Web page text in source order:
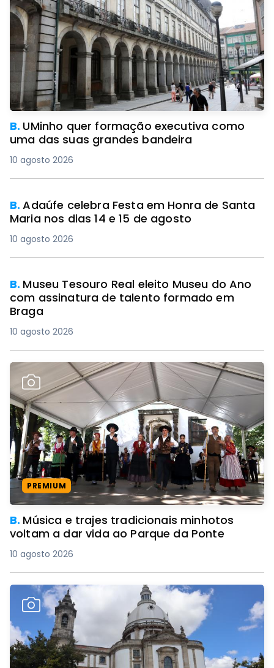
B. UMinho quer formação executiva como
uma das suas grandes bandeira
10 agosto 2026
B.Adaúfe celebra Festa em Honra de Santa
Maria nos dias 14 e 15 de agosto
10 agosto 2026
B. Museu Tesouro Real eleito Museu do Ano
com assinatura de talento formado em
Braga
10 agosto 2026
PREMIUM
B. Música e trajes tradicionais minhotos
voltam a dar vida ao Parque da Ponte
10 agosto 2026